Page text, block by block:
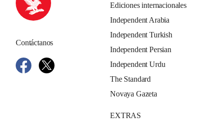
Contáctanos
Ediciones internacionales
Independent Arabia
Independent Turkish
Independent Persian
Independent Urdu
The Standard
Novaya Gazeta
EXTRAS